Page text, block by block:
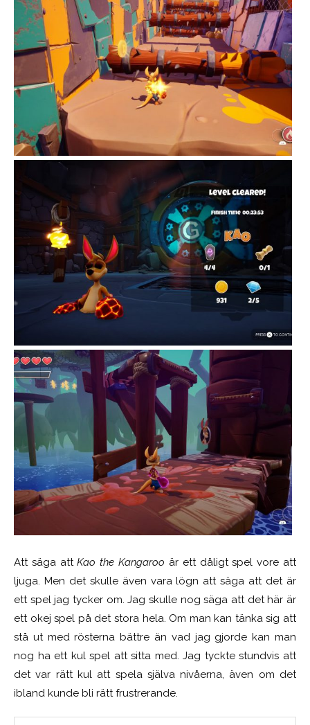
Att säga attKao the Kangaroo är ett dåligt spel vore att
ljuga. Men det skulle även vara lögn att säga att det är
ett spel jag tycker om. Jag skulle nog säga att det här är
ett okej spel på det stora hela. Om man kan tänka sig att
stå ut med rösterna bättre än vad jag gjorde kan man
nog ha ett kul spel att sitta med. Jag tyckte stundvis att
det var rätt kul att spela själva nivåerna, även om det
ibland kunde bli rätt frustrerande.